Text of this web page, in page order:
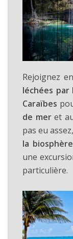
Rejoignez
léchées
Caraïbes
de meret
pas eu
la biosphère
une
particulière.